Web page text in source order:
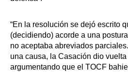
“En la resolución se dejó escrito
(decidiendo) acorde a una
no aceptaba abreviados
una causa, la Casación dio
argumentando que el TOCF